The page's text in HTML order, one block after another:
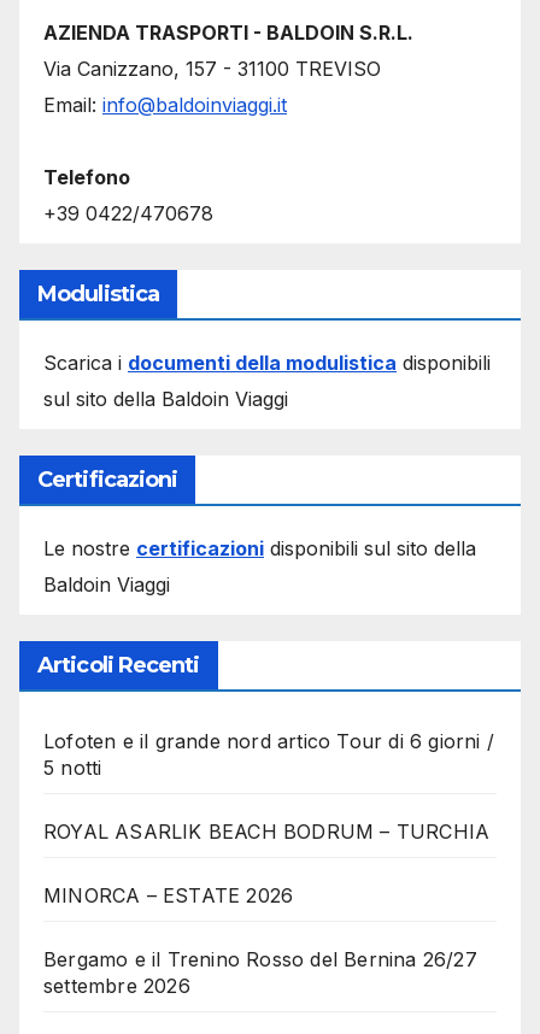
AZIENDA TRASPORTI - BALDOIN S.R.L.
Via Canizzano, 157 - 31100 TREVISO
Email: info@baldoinviaggi.it
Telefono
+39 0422/470678
Modulistica
Scarica i documenti della modulistica disponibili
sul sito della Baldoin Viaggi
Certificazioni
Le nostre certificazioni disponibili sul sito della
Baldoin Viaggi
Articoli Recenti
Lofoten e il grande nord artico Tour di 6 giorni /
5 notti
ROYAL ASARLIK BEACH BODRUM – TURCHIA
MINORCA – ESTATE 2026
Bergamo e il Trenino Rosso del Bernina 26/27
settembre 2026